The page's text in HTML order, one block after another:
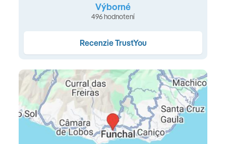
Check-out: do 12:00 hod.
zmenáreň možná
Záhrada, Slnečná terasa
Bazény: 2
Vonkajší bazén: bez poplatku, outdoor
Detský bazén: bez poplatku
Výborné
496 hodnotení
Recenzie TrustYou